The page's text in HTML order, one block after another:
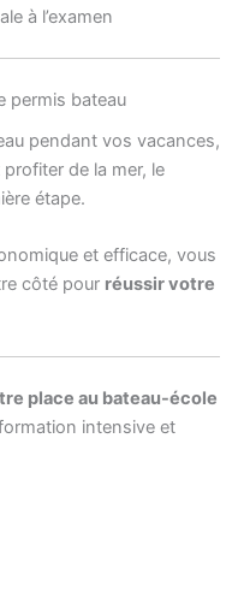
à l’examen
permis bateau
pendant vos vacances,
de la mer, le
étape.
et efficace, vous
côté pour réussir votre
place au bateau-école
intensive et